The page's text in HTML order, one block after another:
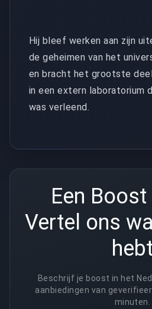
Hij bleef werken aan zijn
de geheimen van het
en bracht het grootste
in een extern laboratorium
was verleend.
Een
Vertel ons
hebt
Beschrijf je boost in het
aanbiedingen van
minuten.